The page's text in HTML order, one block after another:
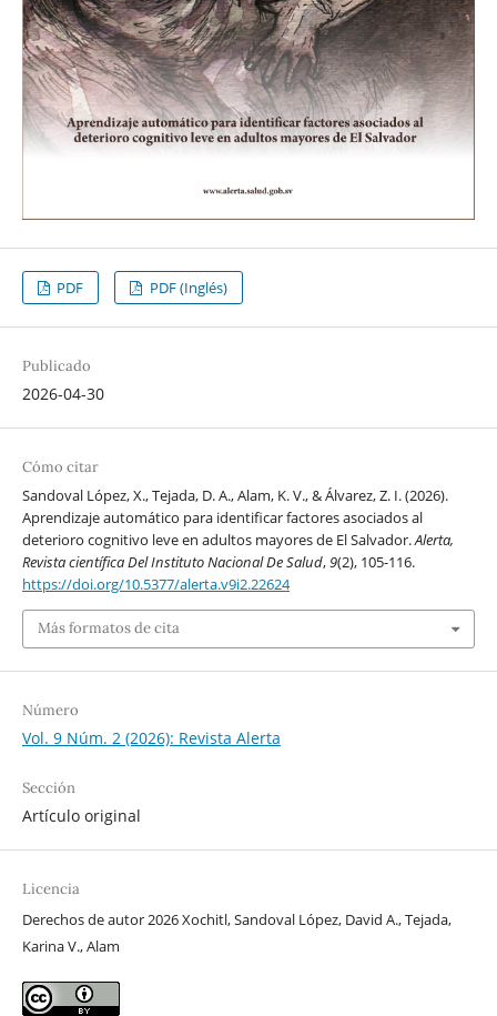
PDF PDF (Inglés)
Publicado
2026-04-30
Cómo citar
Sandoval López, X., Tejada, D. A., Alam, K. V., & Álvarez, Z. I. (2026).
Aprendizaje automático para identificar factores asociados al
deterioro cognitivo leve en adultos mayores de El Salvador.Alerta,
Revista científica Del Instituto Nacional De Salud,9(2), 105-116.
https://doi.org/10.5377/alerta.v9i2.22624
Más formatos de cita
Número
Vol. 9 Núm. 2 (2026): Revista Alerta
Sección
Artículo original
Licencia
Derechos de autor 2026 Xochitl, Sandoval López, David A., Tejada,
Karina V., Alam